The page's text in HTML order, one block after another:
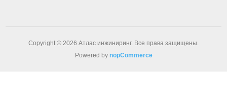
Copyright © 2026 Атлас инжиниринг. Все права защищены.
Powered by nopCommerce